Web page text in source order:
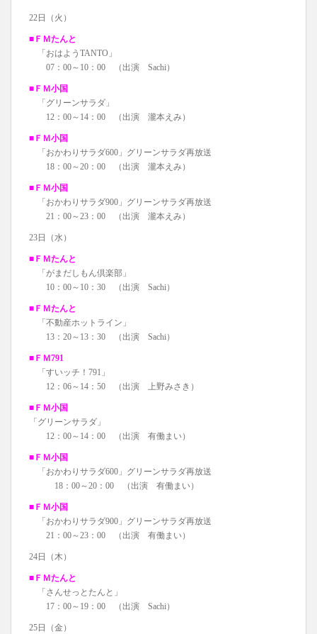
22日（火）
■ＦＭたんと
「おはようTANTO」
07：00～10：00 （出演 Sachi）
■ＦＭ小国
「グリーンサラダ」
12：00～14：00 （出演 瀧本えみ）
■ＦＭ小国
「おかわりサラダ600」グリーンサラダ再放送
18：00～20：00 （出演 瀧本えみ）
■ＦＭ小国
「おかわりサラダ900」グリーンサラダ再放送
21：00～23：00 （出演 瀧本えみ）
23日（水）
■ＦＭたんと
「がまだしもん倶楽部」
10：00～10：30 （出演 Sachi）
■ＦＭたんと
「不動産ホットライン」
13：20～13：30 （出演 Sachi）
■ＦＭ791
「すいッチ！791」
12：06～14：50 （出演 上野みさき）
■ＦＭ小国
「グリーンサラダ」
12：00～14：00 （出演 有働まい）
■ＦＭ小国
「おかわりサラダ600」グリーンサラダ再放送
18：00～20：00 （出演 有働まい）
■ＦＭ小国
「おかわりサラダ900」グリーンサラダ再放送
21：00～23：00 （出演 有働まい）
24日（木）
■ＦＭたんと
「さんせっとたんと」
17：00～19：00 （出演 Sachi）
25日（金）